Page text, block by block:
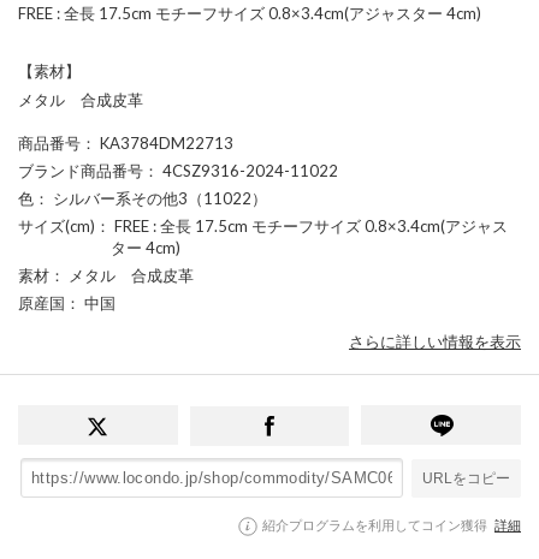
FREE : 全長 17.5cm モチーフサイズ 0.8×3.4cm(アジャスター 4cm)
【素材】
メタル 合成皮革
商品番号 ： KA3784DM22713
ブランド商品番号 ： 4CSZ9316-2024-11022
色 ： シルバー系その他3（11022）
サイズ(cm) ： FREE : 全長 17.5cm モチーフサイズ 0.8×3.4cm(アジャス
ター 4cm)
素材 ： メタル 合成皮革
原産国 ： 中国
さらに詳しい情報を表示
URLをコピー
紹介プログラムを利用してコイン獲得 詳細